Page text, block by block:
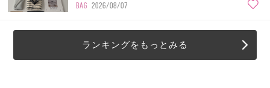
BAG 2026/08/07
ランキングをもっとみる